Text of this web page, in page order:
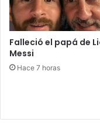
Falleció el papá de
Messi
Hace 7 horas